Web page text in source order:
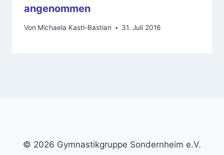
angenommen
Von Michaela Kastl-Bastian 31. Juli 2016
© 2026 Gymnastikgruppe Sondernheim e.V.